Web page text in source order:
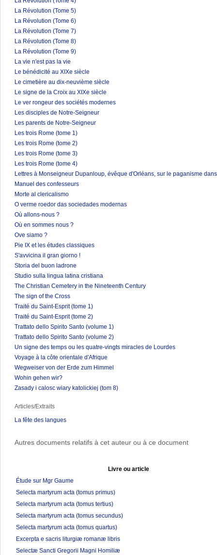
La Révolution (Tome 5)
La Révolution (Tome 6)
La Révolution (Tome 7)
La Révolution (Tome 8)
La Révolution (Tome 9)
La vie n'est pas la vie
Le bénédicité au XIXe siècle
Le cimetière au dix-neuvième siècle
Le signe de la Croix au XIXe siècle
Le ver rongeur des sociétés modernes
Les disciples de Notre-Seigneur
Les parents de Notre-Seigneur
Les trois Rome (tome 1)
Les trois Rome (tome 2)
Les trois Rome (tome 3)
Les trois Rome (tome 4)
Lettres à Monseigneur Dupanloup, évêque d'Orléans, sur le paganisme
Manuel des confesseurs
Morte al clericalismo
O verme roedor das sociedades modernas
Où allons-nous ?
Où en sommes nous ?
Ove siamo ?
Pie IX et les études classiques
S'avvicina il gran giorno !
Storia del buon ladrone
Studio sulla lingua latina cristiana
The Christian Cemetery in the Nineteenth Century
The sign of the Cross
Traité du Saint-Esprit (tome 1)
Traité du Saint-Esprit (tome 2)
Trattato dello Spirito Santo (volume 1)
Trattato dello Spirito Santo (volume 2)
Un signe des temps ou les quatre-vingts miracles de Lourdes
Voyage à la côte orientale d'Afrique
Wegweiser von der Erde zum Himmel
Wohin gehen wir?
Zasady i calosc wiary katolickiej (tom 8)
Articles/Extraits
La fête des langues
Autres documents relatifs à cet auteur ou à ce document
Livre ou article
Étude sur Mgr Gaume
Selecta martyrum acta (tomus primus)
Selecta martyrum acta (tomus tertius)
Selecta martyrum acta (tomus secundus)
Selecta martyrum acta (tomus quartus)
Excerpta e sacris liturgiæ romanæ libris
Selectæ Sancti Gregorii Magni Homiliæ